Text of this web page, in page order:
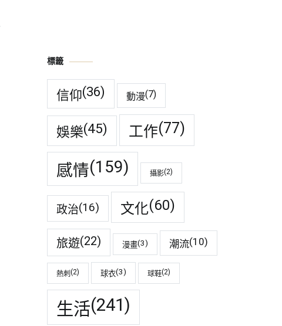
標籤
信仰(36) 動漫(7)
娛樂(45) 工作(77)
感情(159) 攝影(2)
政治(16) 文化(60)
旅遊(22) 漫畫(3) 潮流(10)
熱刺 (2) 球衣(3) 球鞋(2)
生活(241)